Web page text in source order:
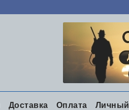
Доставка Оплата Личный